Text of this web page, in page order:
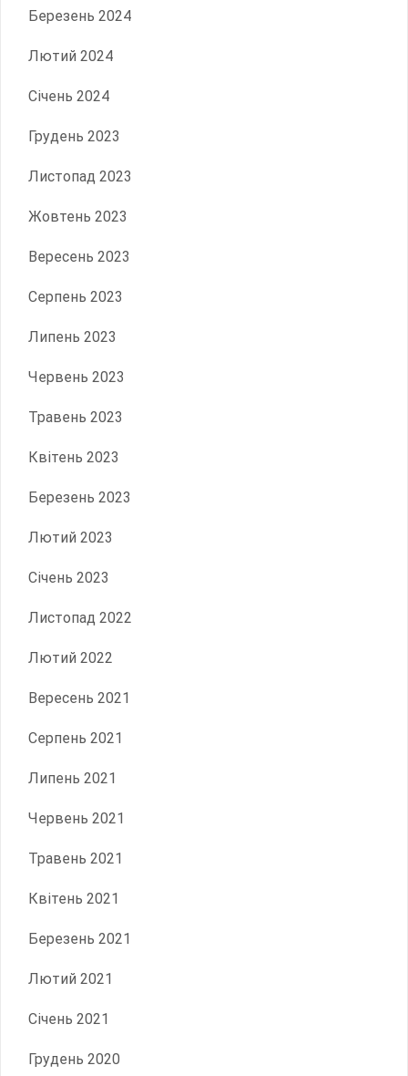
Березень 2024
Лютий 2024
Січень 2024
Грудень 2023
Листопад 2023
Жовтень 2023
Вересень 2023
Серпень 2023
Липень 2023
Червень 2023
Травень 2023
Квітень 2023
Березень 2023
Лютий 2023
Січень 2023
Листопад 2022
Лютий 2022
Вересень 2021
Серпень 2021
Липень 2021
Червень 2021
Травень 2021
Квітень 2021
Березень 2021
Лютий 2021
Січень 2021
Грудень 2020